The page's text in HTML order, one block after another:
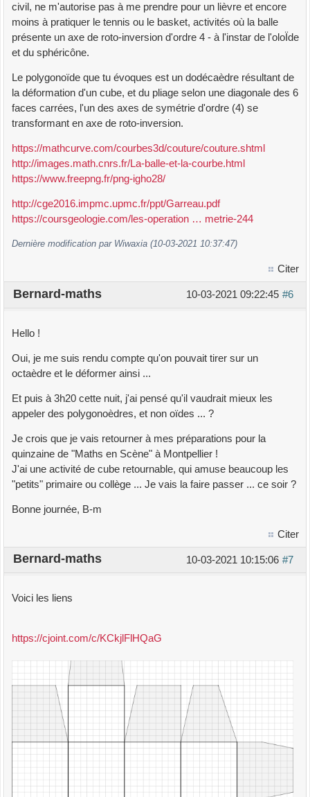
civil, ne m'autorise pas à me prendre pour un lièvre et encore
moins à pratiquer le tennis ou le basket, activités où la balle
présente un axe de roto-inversion d'ordre 4 - à l'instar de l'oloÏde
et du sphéricône.
Le polygonoïde que tu évoques est un dodécaèdre résultant de
la déformation d'un cube, et du pliage selon une diagonale des 6
faces carrées, l'un des axes de symétrie d'ordre (4) se
transformant en axe de roto-inversion.
https://mathcurve.com/courbes3d/couture/couture.shtml
http://images.math.cnrs.fr/La-balle-et-la-courbe.html
https://www.freepng.fr/png-igho28/
http://cge2016.impmc.upmc.fr/ppt/Garreau.pdf
https://coursgeologie.com/les-operation … metrie-244
Dernière modification par Wiwaxia (10-03-2021 10:37:47)
Citer
#6
10-03-2021 09:22:45
Bernard-maths
Hello !
Oui, je me suis rendu compte qu'on pouvait tirer sur un
octaèdre et le déformer ainsi ...
Et puis à 3h20 cette nuit, j'ai pensé qu'il vaudrait mieux les
appeler des polygonoèdres, et non oïdes ... ?
Je crois que je vais retourner à mes préparations pour la
quinzaine de "Maths en Scène" à Montpellier !
J'ai une activité de cube retournable, qui amuse beaucoup les
"petits" primaire ou collège ... Je vais la faire passer ... ce soir ?
Bonne journée, B-m
Citer
#7
10-03-2021 10:15:06
Bernard-maths
Voici les liens
https://cjoint.com/c/KCkjlFlHQaG